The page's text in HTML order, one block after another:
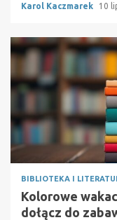
Karol Kaczmarek 10
BIBLIOTEKA I
Kolorowe
dołącz do